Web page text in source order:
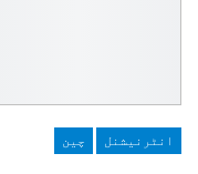
انٹرنیشنل چین